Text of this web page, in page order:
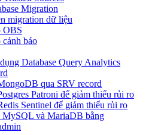
Migration
migration dữ liệu
OBS
báo
Database Query Analytics
qua SRV record
Patroni để giảm thiểu rủi ro
Sentinel để giảm thiểu rủi ro
MySQL và MariaDB bằng